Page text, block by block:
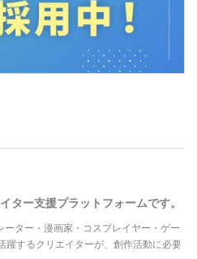
ター支援プラットフォームです。
ター・漫画家・コスプレイヤー・ゲー
躍するクリエイターが、創作活動に必要